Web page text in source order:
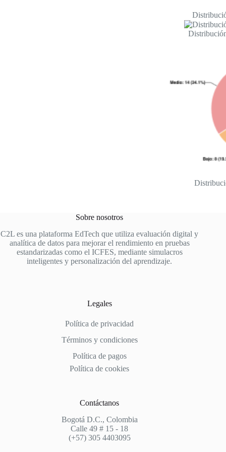
Sobre nosotros
C2L es una plataforma EdTech que utiliza evaluación digital y
analítica de datos para mejorar el rendimiento en pruebas
estandarizadas como el ICFES, mediante simulacros
inteligentes y personalización del aprendizaje.
Legales
Política de privacidad
Términos y condiciones
Política de pagos
Política de cookies
Contáctanos
Bogotá D.C., Colombia
Calle 49 # 15 - 18
(+57) 305 4403095